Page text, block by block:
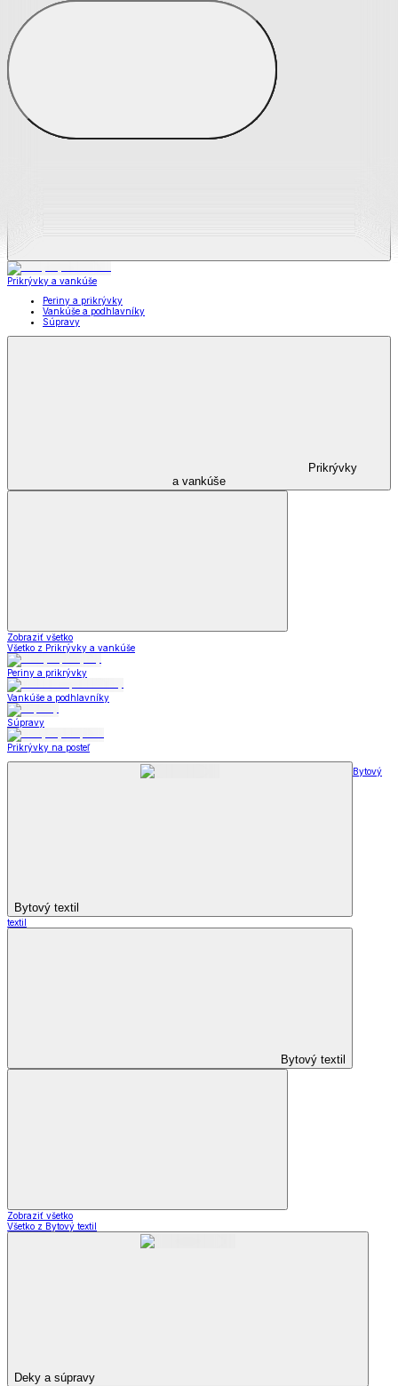
Zobraziť všetko
Všetko z Matrace a matracové chrániče
Matrace
Chrániče na matrace
Prikrývky a vankúše
Periny a prikrývky
Vankúše a podhlavníky
Súpravy
Prikrývky
a vankúše
Zobraziť všetko
Všetko z Prikrývky a vankúše
Periny a prikrývky
Vankúše a podhlavníky
Súpravy
Prikrývky na posteľ
Bytový textil
Bytový
textil
Bytový textil
Zobraziť všetko
Všetko z Bytový textil
Deky a súpravy